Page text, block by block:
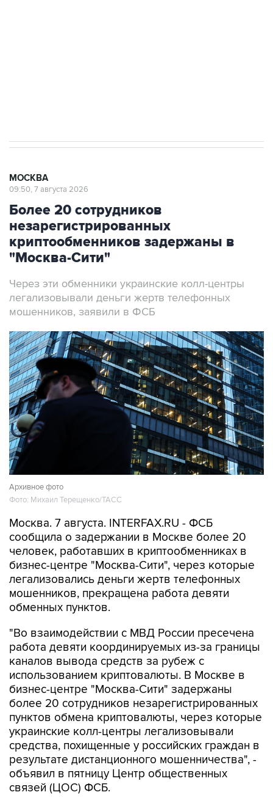
МОСКВА
09:50, 7 августа 2026
Более 20 сотрудников
незарегистрированных
криптообменников задержаны в
"Москва-Сити"
Через эти обменники украинские колл-центры
легализовывали деньги жертв телефонных
мошенников, заявили в ФСБ
Архивное фото
Фото: Михаил Терещенко/ТАСС
Москва. 7 августа. INTERFAX.RU - ФСБ
сообщила о задержании в Москве более 20
человек, работавших в криптообменниках в
бизнес-центре "Москва-Сити", через которые
легализовались деньги жертв телефонных
мошенников, прекращена работа девяти
обменных пунктов.
"Во взаимодействии с МВД России пресечена
работа девяти координируемых из-за границы
каналов вывода средств за рубеж с
использованием криптовалюты. В Москве в
бизнес-центре "Москва-Сити" задержаны
более 20 сотрудников незарегистрированных
пунктов обмена криптовалюты, через которые
украинские колл-центры легализовывали
средства, похищенные у российских граждан в
результате дистанционного мошенничества", -
объявил в пятницу Центр общественных
связей (ЦОС) ФСБ.